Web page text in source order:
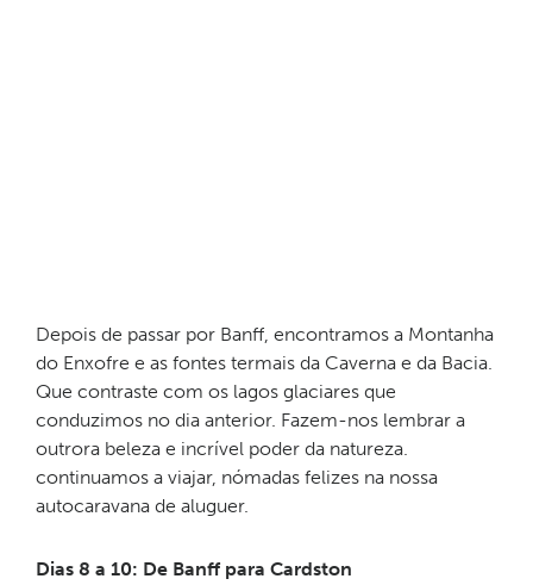
Depois de passar por Banff, encontramos a Montanha
do Enxofre e as fontes termais da Caverna e da Bacia.
Que contraste com os lagos glaciares que
conduzimos no dia anterior. Fazem-nos lembrar a
outrora beleza e incrível poder da natureza.
continuamos a viajar, nómadas felizes na nossa
autocaravana de aluguer.
Dias 8 a 10: De Banff para Cardston